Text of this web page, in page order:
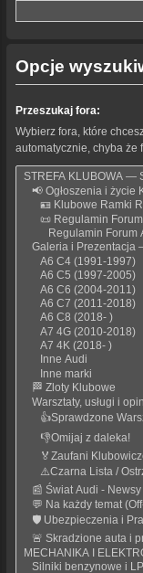
Opcje
Przeszukaj fora:
Wybierz fora, które
automatycznie, chyba że